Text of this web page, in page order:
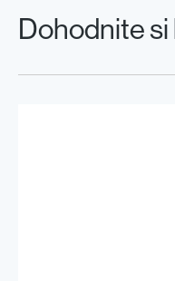
Dohodnite